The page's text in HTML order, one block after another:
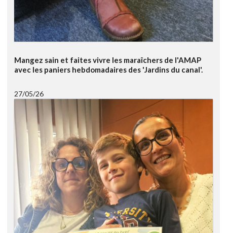
Mangez sain et faites vivre les maraîchers de l'AMAP
avec les paniers hebdomadaires des 'Jardins du canal'.
27/05/26